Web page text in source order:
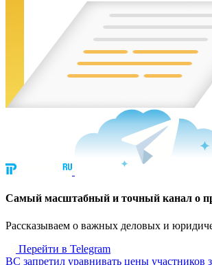
Cамый масштабный и точный канал о
Рассказываем о важных деловых и
Перейти в Telegram
ВС запретил уравнивать цены участников